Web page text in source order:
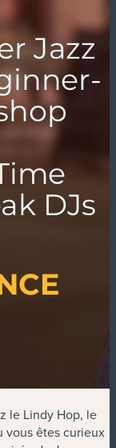
le Lindy Hop, le
vous êtes curieux